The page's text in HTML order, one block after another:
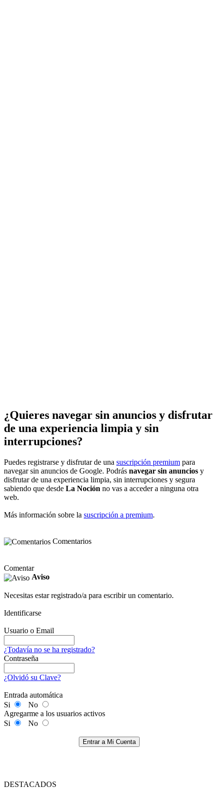
¿Quieres navegar sin anuncios y disfrutar
de una experiencia limpia y sin
interrupciones?
Puedes registrarse y disfrutar de una suscripción premium para
navegar sin anuncios de Google. Podrás navegar sin anuncios y
disfrutar de una experiencia limpia, sin interrupciones y segura
sabiendo que desde La Noción no vas a acceder a ninguna otra
web.
Más información sobre la suscripción a premium.
Comentarios
Comentar
Aviso
Necesitas estar registrado/a para escribir un comentario.
Identificarse
Usuario o Email
¿Todavía no se ha registrado?
Contraseña
¿Olvidó su Clave?
Entrada automática
Si
No
Agregarme a los usuarios activos
Si
No
Entrar a Mi Cuenta
DESTACADOS